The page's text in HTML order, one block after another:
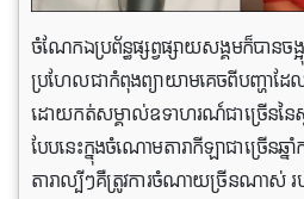
ចំណែកឯប្រព័ន្ធផ្សព្វផ្សាយសង្គមក៏បានច
ប្រហែលជាកំពុងព្យាយាមគេចពីបញ្ហាដែ
ដោយកត់សម្គាល់ឧទាហរណ៍ជាច្រើននៃ
បែបនេះក្នុងចំណោមតារាកីឡាជាច្រើនឆ្ន
តារាល្បីៗគឺត្រូវការចំណាយច្រីនណាស់